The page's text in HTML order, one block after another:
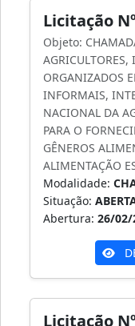
Licitação
Objeto:
AGRICULTORES,
ORGANIZADOS
INFORMAIS,
NACIONAL DA
PARA O
GÊNEROS
ALIMENTAÇÃO
Modalidade:
Situação:
Abertura: 26/02/
Licitação